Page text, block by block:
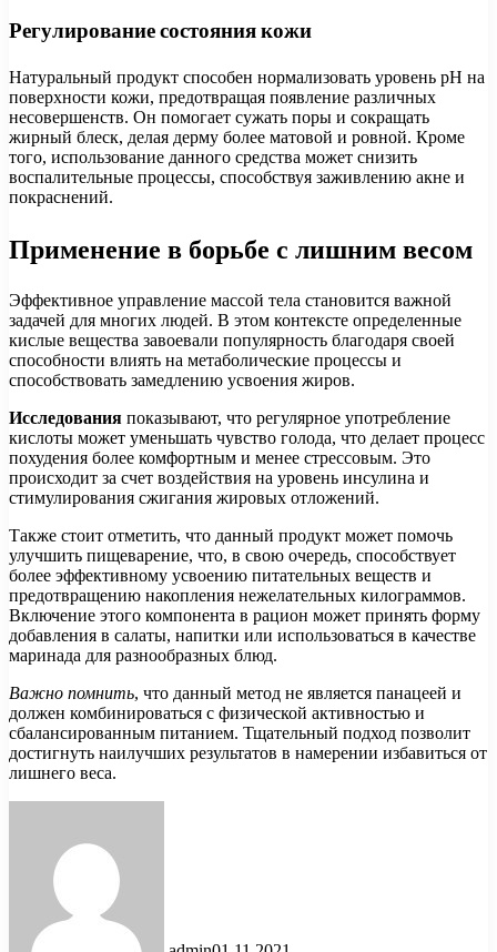
Регулирование состояния кожи
Натуральный продукт способен нормализовать уровень pH на
поверхности кожи, предотвращая появление различных
несовершенств. Он помогает сужать поры и сокращать
жирный блеск, делая дерму более матовой и ровной. Кроме
того, использование данного средства может снизить
воспалительные процессы, способствуя заживлению акне и
покраснений.
Применение в борьбе с лишним весом
Эффективное управление массой тела становится важной
задачей для многих людей. В этом контексте определенные
кислые вещества завоевали популярность благодаря своей
способности влиять на метаболические процессы и
способствовать замедлению усвоения жиров.
Исследования показывают, что регулярное употребление
кислоты может уменьшать чувство голода, что делает процесс
похудения более комфортным и менее стрессовым. Это
происходит за счет воздействия на уровень инсулина и
стимулирования сжигания жировых отложений.
Также стоит отметить, что данный продукт может помочь
улучшить пищеварение, что, в свою очередь, способствует
более эффективному усвоению питательных веществ и
предотвращению накопления нежелательных килограммов.
Включение этого компонента в рацион может принять форму
добавления в салаты, напитки или использоваться в качестве
маринада для разнообразных блюд.
Важно помнить, что данный метод не является панацеей и
должен комбинироваться с физической активностью и
сбалансированным питанием. Тщательный подход позволит
достигнуть наилучших результатов в намерении избавиться от
лишнего веса.